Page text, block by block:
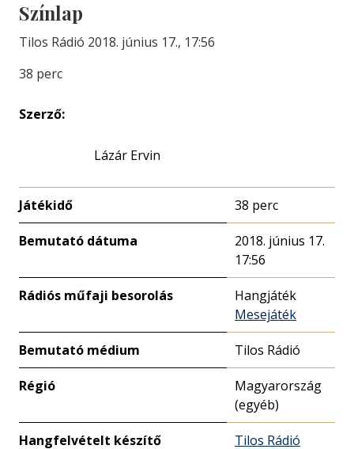
Színlap
Tilos Rádió 2018. június 17., 17:56
38 perc
Szerző:
Lázár Ervin
Játékidő 38 perc
Bemutató dátuma
2018. június 17.
17:56
Rádiós műfaji besorolás
Hangjáték
Mesejáték
Bemutató médium Tilos Rádió
Régió
Magyarország
(egyéb)
Hangfelvételt készítő Tilos Rádió